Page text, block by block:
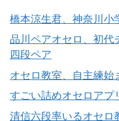
橋本涼生君、神奈川小
品川ペアオセロ、初代
四段ペア
オセロ教室、自主練始
すごい詰めオセロアプ
清信六段率いるオセロ